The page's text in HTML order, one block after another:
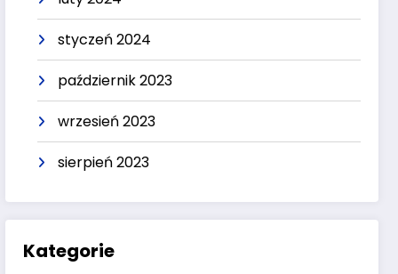
styczeń 2024
październik 2023
wrzesień 2023
sierpień 2023
Kategorie